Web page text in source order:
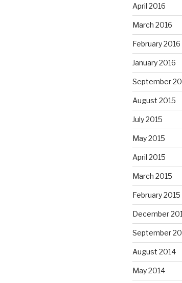
April 2016
March 2016
February 2016
January 2016
September
August 2015
July 2015
May 2015
April 2015
March 2015
February 2015
December
September
August 2014
May 2014